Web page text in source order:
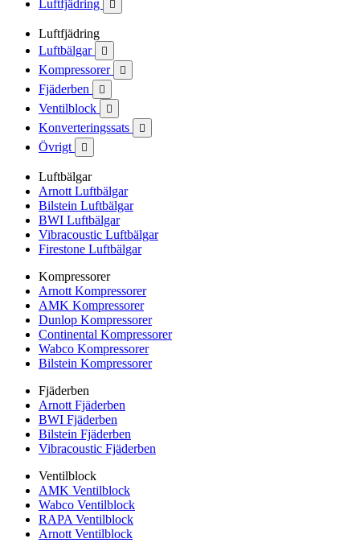
Luftfjädring 
Luftfjädring
Luftbälgar

Kompressorer 
Fjäderben 
Ventilblock 
Konverteringssats 
Övrigt 
Luftbälgar
Arnott Luftbälgar
Bilstein Luftbälgar
BWI Luftbälgar
Vibracoustic Luftbälgar
Firestone Luftbälgar
Kompressorer
Arnott Kompressorer
AMK Kompressorer
Dunlop Kompressorer
Continental Kompressorer
Wabco Kompressorer
Bilstein Kompressorer
Fjäderben
Arnott Fjäderben
BWI Fjäderben
Bilstein Fjäderben
Vibracoustic Fjäderben
Ventilblock
AMK Ventilblock
Wabco Ventilblock
RAPA Ventilblock
Arnott Ventilblock